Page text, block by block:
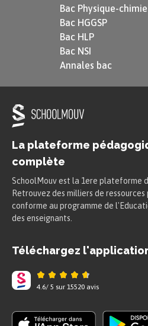
Bac Physique-chimie
Bac HGGSP
Bac HLP
Bac NSI
Annales bac
La plateforme
complète
SchoolMouv est la 1ere plateforme
Retrouvez des milliers de
conforme au programme de
des enseignants.
Téléchargez
4.6/ 5 sur 15520 avis